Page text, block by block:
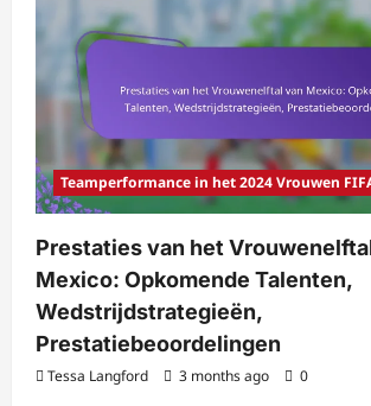
Teamperformance in het 2024 Vrouwen
Prestaties van het
Mexico: Opkomende Talenten,
Wedstrijdstrategieën,
Prestatiebeoordelingen
Tessa Langford 3 months ago 0